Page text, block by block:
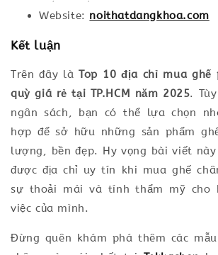
Website: noithatdangkhoa.com
Kết luận
Trên đây làTop 10 địa chỉ mua ghế
quỳ giá rẻ tại TP.HCM năm 2025.
ngân sách, bạn có thể lựa chọn
hợp để sở hữu những sản phẩm
lượng, bền đẹp. Hy vọng bài viết
được địa chỉ uy tín khi mua ghế
sự thoải mái và tính thẩm mỹ cho
việc của mình.
Đừng quên khám phá thêm các